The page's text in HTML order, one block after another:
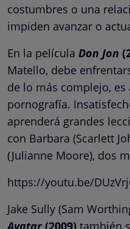
costumbres o una
impiden avanzar o
En la película Don Jon
Matello, debe
de lo más complejo, es
pornografía.
aprenderá grandes
con Barbara (Scarlett
(Julianne Moore), dos
https://youtu.be/
Jake Sully (Sam
Avatar (2009) también